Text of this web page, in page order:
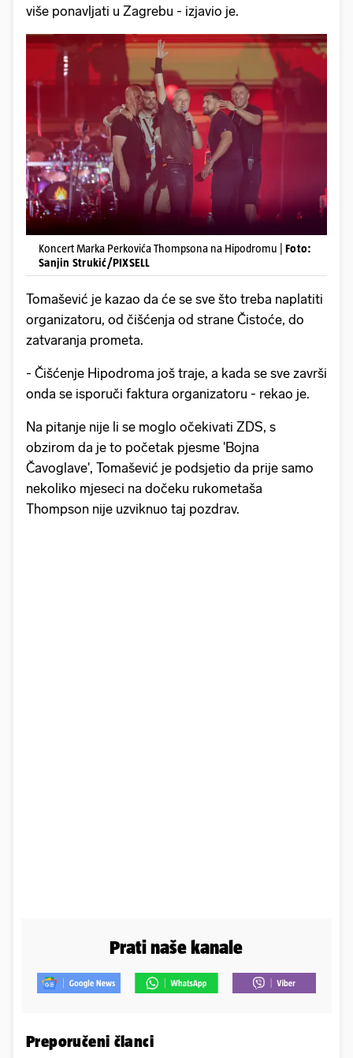
više ponavljati u Zagrebu - izjavio je.
Koncert Marka Perkovića Thompsona na Hipodromu | Foto:
Sanjin Strukić/PIXSELL
Tomašević je kazao da će se sve što treba naplatiti
organizatoru, od čišćenja od strane Čistoće, do
zatvaranja prometa.
- Čišćenje Hipodroma još traje, a kada se sve završi
onda se isporuči faktura organizatoru - rekao je.
Na pitanje nije li se moglo očekivati ZDS, s
obzirom da je to početak pjesme 'Bojna
Čavoglave', Tomašević je podsjetio da prije samo
nekoliko mjeseci na dočeku rukometaša
Thompson nije uzviknuo taj pozdrav.
Prati naše kanale
Preporučeni članci